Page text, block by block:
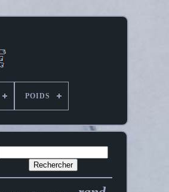
POIDS